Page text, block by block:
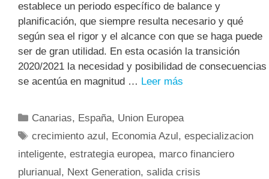
establece un periodo específico de balance y
planificación, que siempre resulta necesario y qué
según sea el rigor y el alcance con que se haga puede
ser de gran utilidad. En esta ocasión la transición
2020/2021 la necesidad y posibilidad de consecuencias
se acentúa en magnitud … Leer más
Canarias, España, Union Europea
crecimiento azul, Economia Azul,especializacion
inteligente, estrategia europea, marco financiero
plurianual, Next Generation, salida crisis